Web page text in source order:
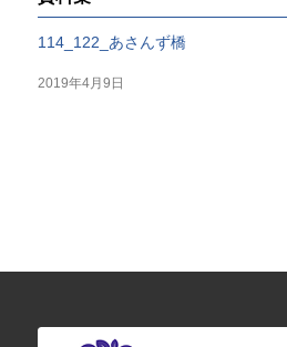
114_122_あさんず橋
2019年4月9日